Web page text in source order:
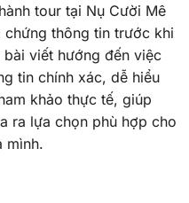
tour tại Nụ Cười Mê
chứng thông tin trước khi
bài viết hướng đến việc
tin chính xác, dễ hiểu
khảo thực tế, giúp
ra lựa chọn phù hợp cho
mình.